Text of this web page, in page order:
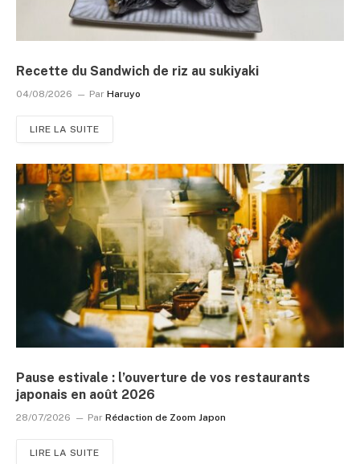
Recette du Sandwich de riz au sukiyaki
04/08/2026 Par Haruyo
LIRE LA SUITE
Pause estivale : l’ouverture de vos restaurants
japonais en août 2026
28/07/2026 Par Rédaction de Zoom Japon
LIRE LA SUITE